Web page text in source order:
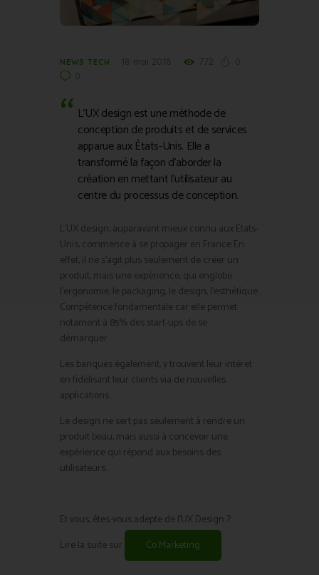
NEWS TECH
L’UX design est une méthode de
conception de produits et de services
apparue aux États-Unis. Elle a
transformé la façon d’aborder la
création en mettant l’utilisateur au
centre du processus de conception.
L’UX design, auparavant mieux connu aux Etats-
Unis, commence à se propager en France En
effet, il ne s’agit plus seulement de créer un
produit, mais une expérience, qui englobe
l’ergonomie, le packaging, le design, l’esthétique.
Compétence fondamentale car elle permet
notament à 85% des start-ups de se
démarquer.
Les banques également, y trouvent leur intéret
en fidélisant leur clients via de nouvelles
applications…
Le design ne sert pas seulement à rendre un
produit beau, mais aussi à concevoir une
expérience qui répond aux besoins des
utilisateurs.
Et vous, êtes-vous adepte de l’UX Design ?
Lire la suite sur
Co Marketing